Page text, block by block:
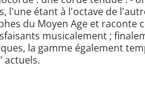
l'une étant à l'octave de
du Moyen Age et
musicalement ;
la gamme également
actuels.